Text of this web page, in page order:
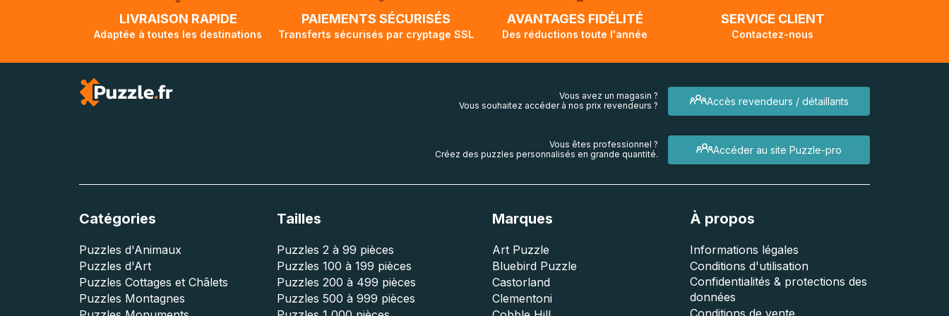
lorsque votre colis aura touché terre.
LIVRAISON RAPIDE
Adaptée à toutes les destinations
PAIEMENTS SÉCURISÉS
Transferts sécurisés par cryptage SSL
AVANTAGES FIDÉLITÉ
Des réductions toute l'année
SERVICE CLIENT
Contactez-nous
Accès revendeurs / détaillants
Vous avez un magasin ?
Vous souhaitez accéder à nos prix revendeurs ?
Accéder au site Puzzle-pro
Vous êtes professionnel ?
Créez des puzzles personnalisés en grande quantité.
Catégories
Puzzles d'Animaux
Puzzles d'Art
Puzzles Cottages et Châlets
Puzzles Montagnes
Tailles
Puzzles 2 à 99 pièces
Puzzles 100 à 199 pièces
Puzzles 200 à 499 pièces
Puzzles 500 à 999 pièces
Marques
Art Puzzle
Bluebird Puzzle
Castorland
Clementoni
À propos
Informations légales
Conditions d'utilisation
Confidentialités & protections des
données
Conditions de vente